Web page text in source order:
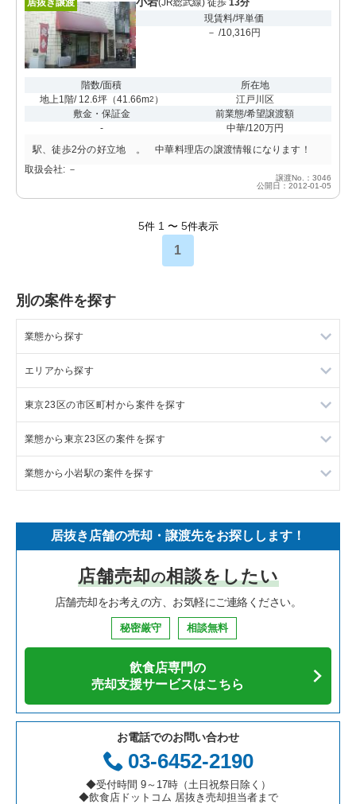
居抜き譲渡 (JR総武線) 徒歩 13分
現賃料/坪単価
－ /10,316円
階数/面積
地上1階/ 12.6坪（41.66m2 ）
所在地
江戸川区
敷金・保証金
-
前業態/希望譲渡額
中華/120万円
駅、徒歩2分の好立地 。 中華料理店の譲渡情報になります！
取扱会社: －
譲渡No.：3046
公開日：2012-01-05
5件 1 〜 5件表示
1
別の案件を探す
業態から探す
ラーメンの居抜き売却物件の案件一覧
フランス料理の居抜き売却物件の案件一覧
イタリア料理の居抜き売却物件の案件一覧
中華の居抜き売却物件の案件一覧
寿司の居抜き売却物件の案件一覧
焼肉の居抜き売却物件の案件一覧
鉄板焼き・お好み焼の居抜き売却物件の案件一覧
カフェの居抜き売却物件の案件一覧
テイクアウトの居抜き売却物件の案件一覧
お弁当・惣菜・デリの居抜き売却物件の案件一覧
カラオケ・パブ・スナックの居抜き売却物件の案件一覧
エリアから探す
東京23区の飲食店の居抜き売却物件の案件一覧
東京都下の飲食店の居抜き売却物件の案件一覧
千葉県の飲食店の居抜き売却物件の案件一覧
神奈川県の飲食店の居抜き売却物件の案件一覧
大阪府の飲食店の居抜き売却物件の案件一覧
兵庫県の飲食店の居抜き売却物件の案件一覧
愛知県の飲食店の居抜き売却物件の案件一覧
岐阜県の飲食店の居抜き売却物件の案件一覧
三重県の飲食店の居抜き売却物件の案件一覧
東京23区の市区町村から案件を探す
目黒区の飲食店の居抜き売却物件の案件一覧
渋谷区の飲食店の居抜き売却物件の案件一覧
新宿区の飲食店の居抜き売却物件の案件一覧
葛飾区の飲食店の居抜き売却物件の案件一覧
中央区の飲食店の居抜き売却物件の案件一覧
千代田区の飲食店の居抜き売却物件の案件一覧
港区の飲食店の居抜き売却物件の案件一覧
足立区の飲食店の居抜き売却物件の案件一覧
板橋区の飲食店の居抜き売却物件の案件一覧
業態から東京23区の案件を探す
東京23区のラーメンの居抜き売却物件の案件一覧
東京23区のイタリア料理の居抜き売却物件の案件一覧
東京23区の中華の居抜き売却物件の案件一覧
東京23区のそば・うどんの居抜き売却物件の案件一覧
東京23区の焼肉の居抜き売却物件の案件一覧
東京23区の鉄板焼き・お好み焼の居抜き売却物件の案件一覧
東京23区のアジア料理の居抜き売却物件の案件一覧
東京23区のカフェの居抜き売却物件の案件一覧
業態から小岩駅の案件を探す
小岩駅のイタリア料理の居抜き売却物件の案件一覧
小岩駅の中華の居抜き売却物件の案件一覧
小岩駅のそば・うどんの居抜き売却物件の案件一覧
小岩駅のテイクアウトの居抜き売却物件の案件一覧
小岩駅のお弁当・惣菜・デリの居抜き売却物件の案件一覧
小岩駅のカラオケ・パブ・スナックの居抜き売却物件の案件一
小岩駅のバーの居抜き売却物件の案件一覧
居抜き店舗の売却・譲渡先をお探しします！
店舗売却の相談をしたい
店舗売却をお考えの方、お気軽にご連絡ください。
秘密厳守 相談無料
飲食店専門の
売却支援サービスはこちら
お電話でのお問い合わせ
03-6452-2190
◆受付時間 9～17時（土日祝祭日除く）
◆飲食店ドットコム 居抜き売却担当者まで